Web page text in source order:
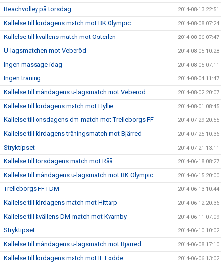
Beachvolley på torsdag 2014-08-13 22:51
Kallelse till lördagens match mot BK Olympic 2014-08-08 07:24
Kallelse till kvällens match mot Österlen 2014-08-06 07:47
U-lagsmatchen mot Veberöd 2014-08-05 10:28
Ingen massage idag 2014-08-05 07:11
Ingen träning 2014-08-04 11:47
Kallelse till måndagens u-lagsmatch mot Veberöd 2014-08-02 20:07
Kallelse till lördagens match mot Hyllie 2014-08-01 08:45
Kallelse till onsdagens dm-match mot Trelleborgs FF 2014-07-29 20:55
Kallelse till lördagens träningsmatch mot Bjärred 2014-07-25 10:36
Stryktipset 2014-07-21 13:11
Kallelse till torsdagens match mot Råå 2014-06-18 08:27
Kallelse till måndagens u-lagsmatch mot BK Olympic 2014-06-15 20:00
Trelleborgs FF i DM 2014-06-13 10:44
Kallelse till lördagens match mot Hittarp 2014-06-12 20:36
Kallelse till kvällens DM-match mot Kvarnby 2014-06-11 07:09
Stryktipset 2014-06-10 10:02
Kallelse till måndagens u-lagsmatch mot Bjärred 2014-06-08 17:10
Kallelse till lördagens match mot IF Lödde 2014-06-06 13:02